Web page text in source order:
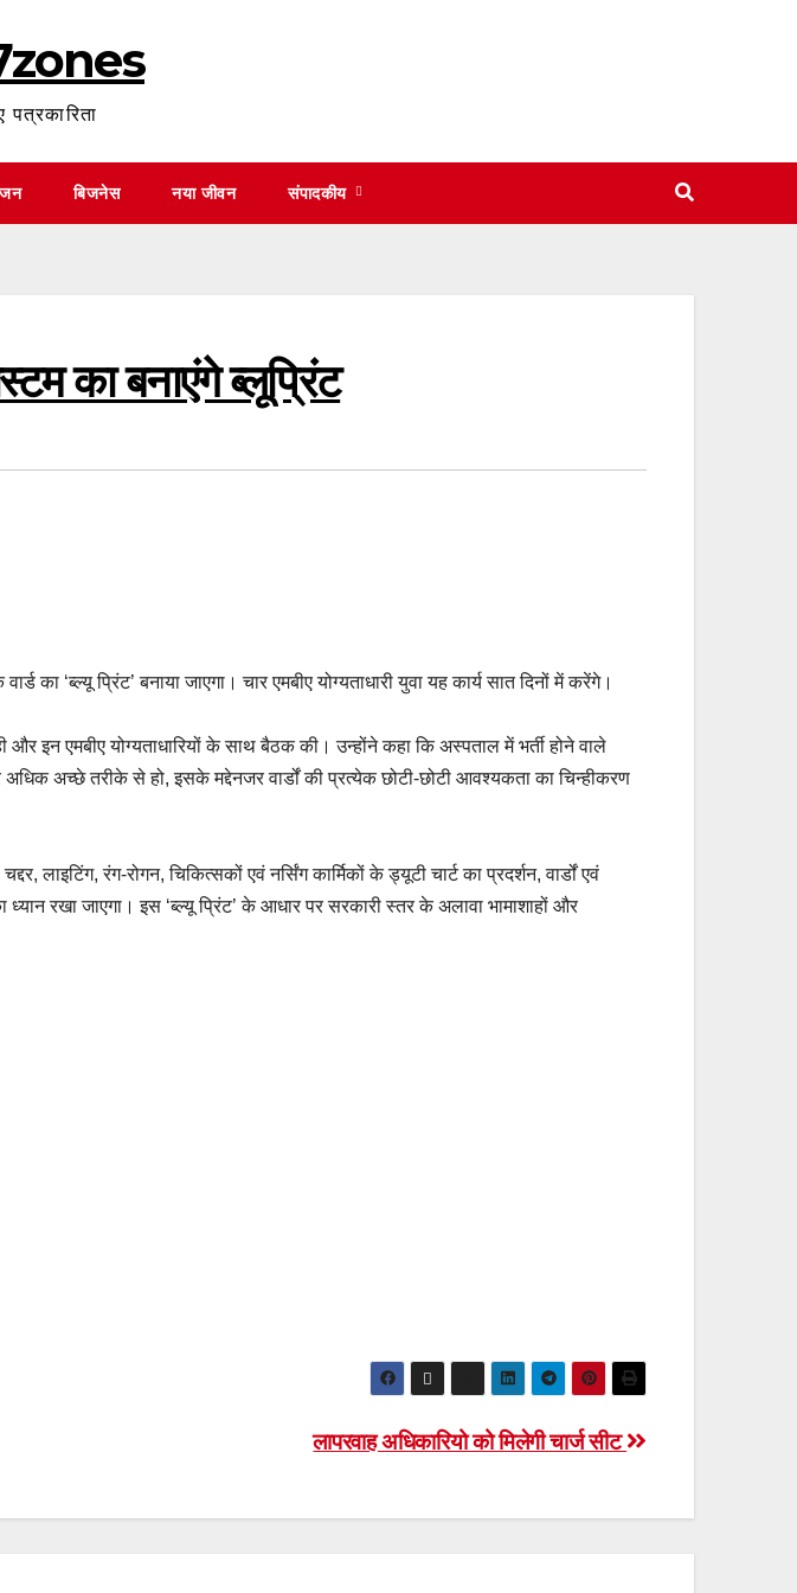
बिजनेस नया जीवन संपादकीय
का बनाएंगे ब्लूप्रिंट
का ‘ब्ल्यू प्रिंट’ बनाया जाएगा। चार एमबीए योग्यताधारी युवा यह कार्य सात दिनों में करेंगे।
इन एमबीए योग्यताधारियों के साथ बैठक की। उन्होंने कहा कि अस्पताल में भर्ती होने वाले
अच्छे तरीके से हो, इसके मद्देनजर वार्डों की प्रत्येक छोटी-छोटी आवश्यकता का चिन्हीकरण
लाइटिंग, रंग-रोगन, चिकित्सकों एवं नर्सिंग कार्मिकों के ड्यूटी चार्ट का प्रदर्शन, वार्डों एवं
ध्यान रखा जाएगा। इस ‘ब्ल्यू प्रिंट’ के आधार पर सरकारी स्तर के अलावा भामाशाहों और
लापरवाह अधिकारियो को मिलेगी चार्ज सीट